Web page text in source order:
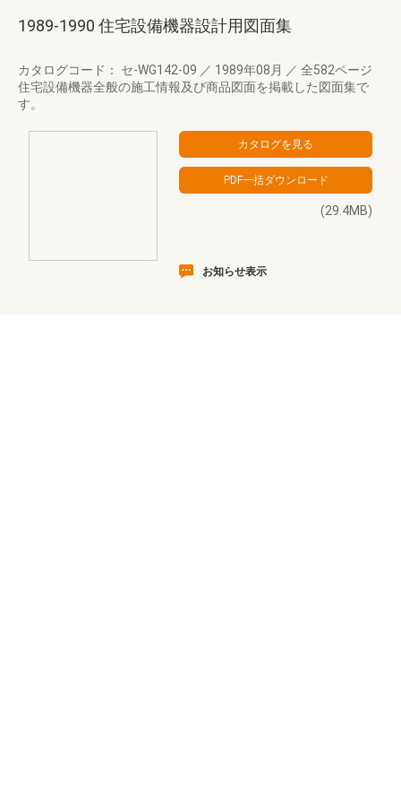
1989-1990 住宅設備機器設計用図面集
カタログコード： セ-WG142-09 ／ 1989年08月 ／ 全582ページ
住宅設備機器全般の施工情報及び商品図面を掲載した図面集で
す。
(29.4MB)
お知らせ表示